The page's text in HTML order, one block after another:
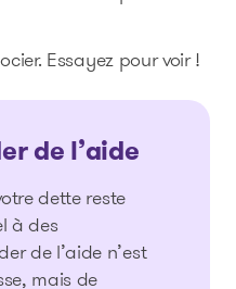
Essayez pour voir !
de l’aide
dette reste
à des
de l’aide n’est
mais de